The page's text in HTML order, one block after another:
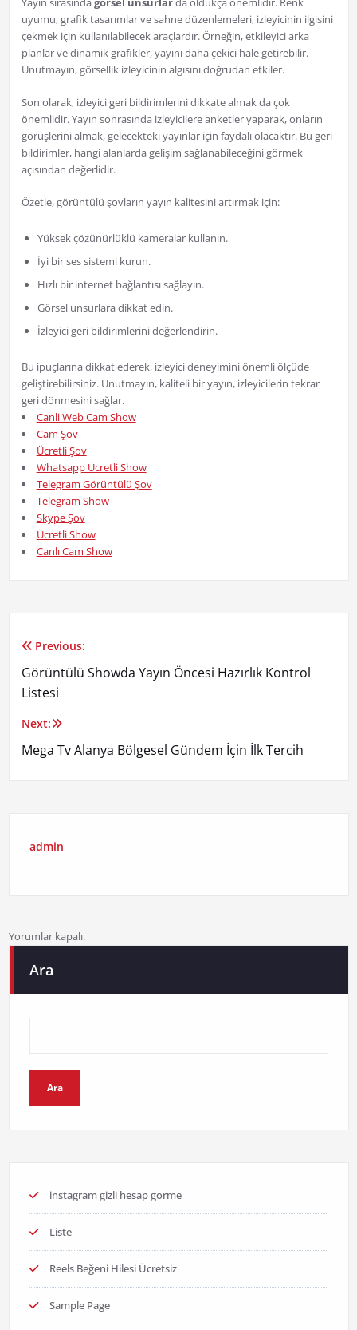
uyumu, grafik tasarımlar ve sahne düzenlemeleri, izleyicinin ilgisini
çekmek için kullanılabilecek araçlardır. Örneğin, etkileyici arka
planlar ve dinamik grafikler, yayını daha çekici hale getirebilir.
Unutmayın, görsellik izleyicinin algısını doğrudan etkiler.
Son olarak, izleyici geri bildirimlerini dikkate almak da çok
önemlidir. Yayın sonrasında izleyicilere anketler yaparak, onların
görüşlerini almak, gelecekteki yayınlar için faydalı olacaktır. Bu geri
bildirimler, hangi alanlarda gelişim sağlanabileceğini görmek
açısından değerlidir.
Özetle, görüntülü şovların yayın kalitesini artırmak için:
Yüksek çözünürlüklü kameralar kullanın.
İyi bir ses sistemi kurun.
Hızlı bir internet bağlantısı sağlayın.
Görsel unsurlara dikkat edin.
İzleyici geri bildirimlerini değerlendirin.
Bu ipuçlarına dikkat ederek, izleyici deneyimini önemli ölçüde
geliştirebilirsiniz. Unutmayın, kaliteli bir yayın, izleyicilerin tekrar
geri dönmesini sağlar.
Canli Web Cam Show
Cam Şov
Ücretli Şov
Whatsapp Ücretli Show
Telegram Görüntülü Şov
Telegram Show
Skype Şov
Ücretli Show
Canlı Cam Show
Yazı
gezinmesi
Previous:
Görüntülü Showda Yayın Öncesi Hazırlık Kontrol
Listesi
Next:
Mega Tv Alanya Bölgesel Gündem İçin İlk Tercih
admin
Yorumlar kapalı.
Ara
Ara
instagram gizli hesap gorme
Liste
Reels Beğeni Hilesi Ücretsiz
Sample Page